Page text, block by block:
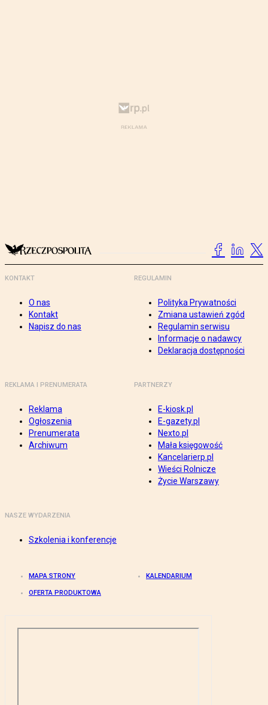
KONTAKT
O nas
Kontakt
Napisz do nas
REGULAMIN
Polityka Prywatności
Zmiana ustawień zgód
Regulamin serwisu
Informacje o nadawcy
Deklaracja dostępności
REKLAMA I PRENUMERATA
Reklama
Ogłoszenia
Prenumerata
Archiwum
PARTNERZY
E-kiosk.pl
E-gazety.pl
Nexto.pl
Mała księgowość
Kancelarierp.pl
Wieści Rolnicze
Życie Warszawy
NASZE WYDARZENIA
Szkolenia i konferencje
MAPA STRONY KALENDARIUM
OFERTA PRODUKTOWA